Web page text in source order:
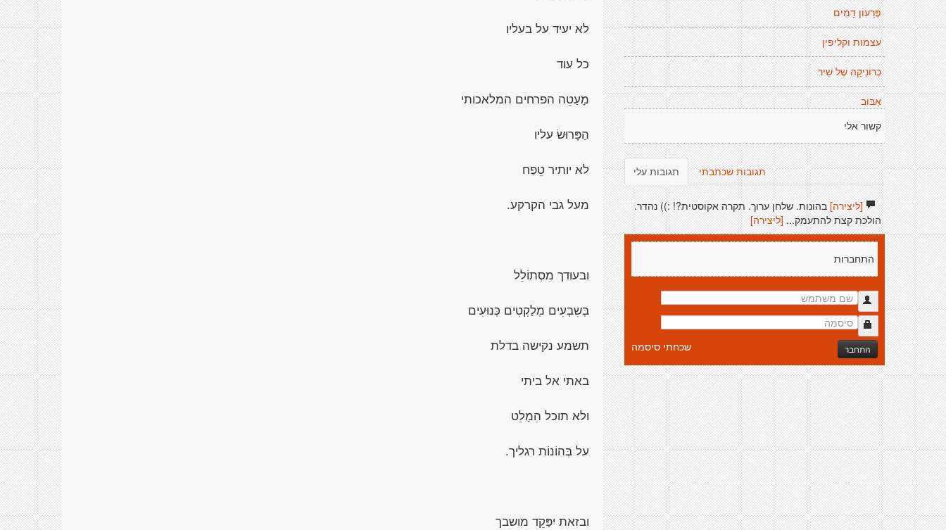
לא יעיד על בעליו
כל עוד
מָעַטֵה הפרחים המלאכותי
הַפָּרוּשׂ עליו
לא יותיר טֵפַח
מעל גבי הקרקע.
ובעודך מִסְתוֹלֵל
בְּשִבְעִים מְלַקְטִים כְּנוּעִים
תשמע נקישה בדלת
באתי אל ביתי
ולא תוכל הִמַלֵט
על בְּהוֹנוֹת רגליך.
ובזאת יִפַּקֵד מושבך
פֶּרָעוֹן דָמִים
עצמות וקליפין
כְרוֹנִיקָה שֶׁל שִׁיר
אַבּוּב
קשור אלי
תגובות עלי תגובות שכתבתי
[ליצירה]בהונות. שלחן ערוך. תקרה אקוסטית?! :)) נהדר.
הולכת קצת להתעמק... [ליצירה]
התחברות
התחבר שכחתי סיסמה